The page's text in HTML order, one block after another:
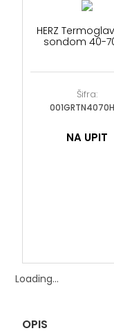
HERZ
sondom 40-
Šifra:
NA UPIT
Loading...
OPIS